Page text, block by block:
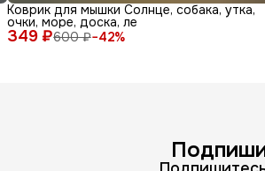
349 ₽600 ₽−42%
Коврик для мышки Солнце, собака, утка,
очки, море, доска, ле